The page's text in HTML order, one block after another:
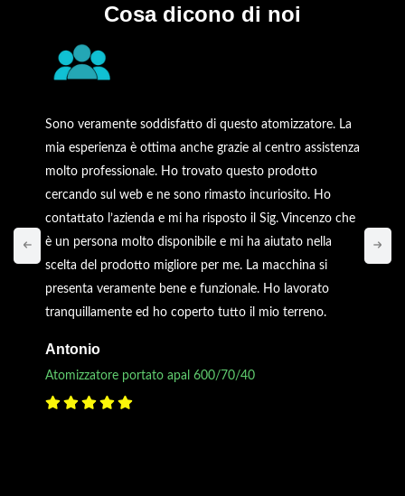
Cosa dicono di noi
Sono veramente soddisfatto di questo atomizzatore. La
mia esperienza è ottima anche grazie al centro assistenza
molto professionale. Ho trovato questo prodotto
cercando sul web e ne sono rimasto incuriosito. Ho
contattato l’azienda e mi ha risposto il Sig. Vincenzo che
è un persona molto disponibile e mi ha aiutato nella
scelta del prodotto migliore per me. La macchina si
presenta veramente bene e funzionale. Ho lavorato
tranquillamente ed ho coperto tutto il mio terreno.
Antonio
Atomizzatore portato apal 600/70/40